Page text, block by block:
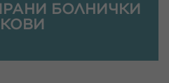
БОЛНИЧКИ